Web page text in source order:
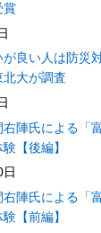
賞
良い人は防災
大が調査
陣氏による「
【後編】
陣氏による「
【前編】